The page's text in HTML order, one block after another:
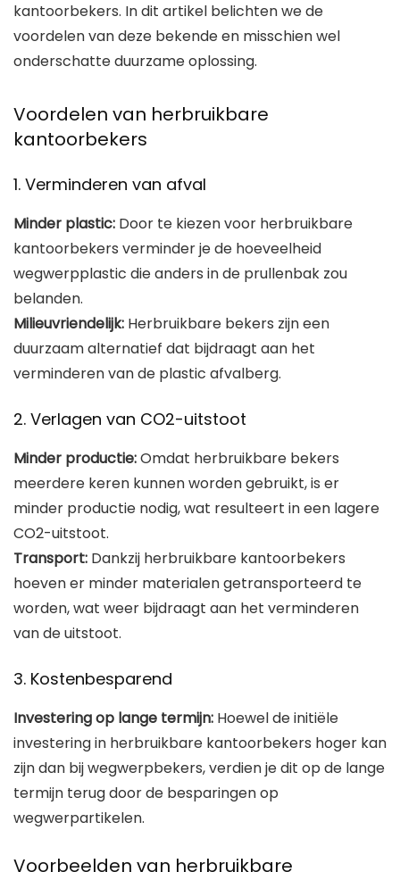
kantoorbekers. In dit artikel belichten we de
voordelen van deze bekende en misschien wel
onderschatte duurzame oplossing.
Voordelen van herbruikbare
kantoorbekers
1. Verminderen van afval
Minder plastic: Door te kiezen voor herbruikbare
kantoorbekers verminder je de hoeveelheid
wegwerpplastic die anders in de prullenbak zou
belanden.
Milieuvriendelijk: Herbruikbare bekers zijn een
duurzaam alternatief dat bijdraagt aan het
verminderen van de plastic afvalberg.
2. Verlagen van CO2-uitstoot
Minder productie:Omdat herbruikbare bekers
meerdere keren kunnen worden gebruikt, is er
minder productie nodig, wat resulteert in een lagere
CO2-uitstoot.
Transport: Dankzij herbruikbare kantoorbekers
hoeven er minder materialen getransporteerd te
worden, wat weer bijdraagt aan het verminderen
van de uitstoot.
3. Kostenbesparend
Investering op lange termijn: Hoewel de initiële
investering in herbruikbare kantoorbekers hoger kan
zijn dan bij wegwerpbekers, verdien je dit op de lange
termijn terug door de besparingen op
wegwerpartikelen.
Voorbeelden van herbruikbare